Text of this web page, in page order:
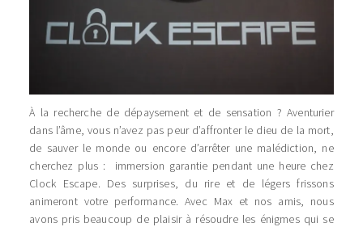
À la recherche de dépaysement et de sensation ? Aventurier
dans l’âme, vous n’avez pas peur d’affronter le dieu de la mort,
de sauver le monde ou encore d’arrêter une malédiction, ne
cherchez plus : immersion garantie pendant une heure chez
Clock Escape. Des surprises, du rire et de légers frissons
animeront votre performance. Avec Max et nos amis, nous
avons pris beaucoup de plaisir à résoudre les énigmes qui se